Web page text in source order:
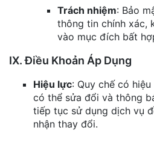
Trách nhiệm: Bảo
thông tin chính xác,
vào mục đích bất
IX. Điều Khoản Áp Dụng
Hiệu lực: Quy chế có
có thể sửa đổi và thông
tiếp tục sử dụng dịch vụ
nhận thay đổi.